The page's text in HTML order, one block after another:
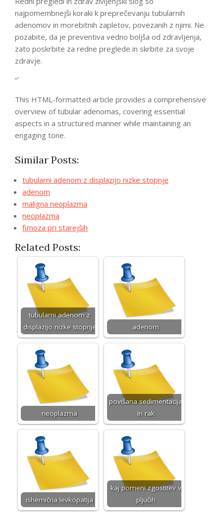
najpomembnejši koraki k preprečevanju tubularnih
adenomov in morebitnih zapletov, povezanih z njimi. Ne
pozabite, da je preventiva vedno boljša od zdravljenja,
zato poskrbite za redne preglede in skrbite za svoje
zdravje.
“`
This HTML-formatted article provides a comprehensive
overview of tubular adenomas, covering essential
aspects in a structured manner while maintaining an
engaging tone.
Similar Posts:
tubularni adenom z displazijo nizke stopnje
adenom
maligna neoplazma
neoplazma
fimoza pri starejših
Related Posts:
tubularni adenom z
displazijo nizke stopnje
adenom
neoplazma
povišana sedimentacija
in rak
ishemična levkopatija
kaj pomeni zgostitev v
pljučih